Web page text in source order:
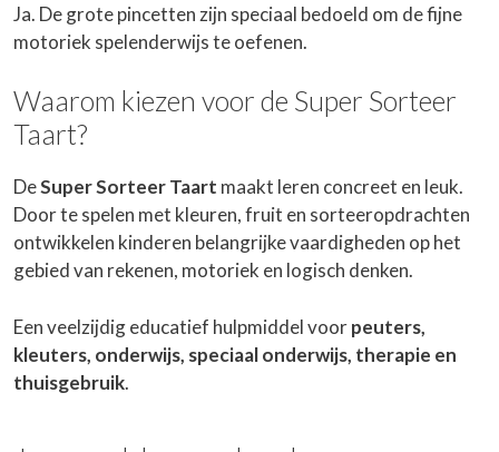
Ja. De grote pincetten zijn speciaal bedoeld om de fijne
motoriek spelenderwijs te oefenen.
Waarom kiezen voor de Super Sorteer
Taart?
DeSuper Sorteer Taart maakt leren concreet en leuk.
Door te spelen met kleuren, fruit en sorteeropdrachten
ontwikkelen kinderen belangrijke vaardigheden op het
gebied van rekenen, motoriek en logisch denken.
Een veelzijdig educatief hulpmiddel voorpeuters,
kleuters, onderwijs, speciaal onderwijs, therapie en
thuisgebruik.